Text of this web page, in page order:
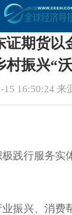
证期货以
村振兴“
15 16:50:24 来
践行服务实
业振兴、消费